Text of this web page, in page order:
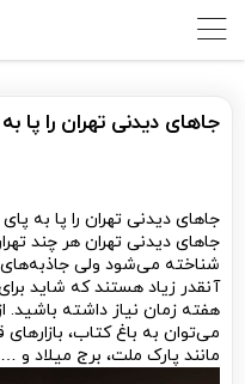
جاهای دیدنی تهران را پا
جاهای دیدنی تهران را پا به
جاهای دیدنی تهران هر چند
شناخته می‌شود ولی جاذبه‌های
آنقدر زیاد هستند که شاید
هفته زمان نیاز داشته باشید.
می‌توان به باغ کتاب،
مانند پارک ملت، برج میلاد و